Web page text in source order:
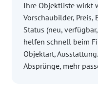
Ihre Objektliste wirkt
Vorschaubilder, Preis,
Status (neu,
helfen schnell beim
Objektart,
Absprünge, mehr